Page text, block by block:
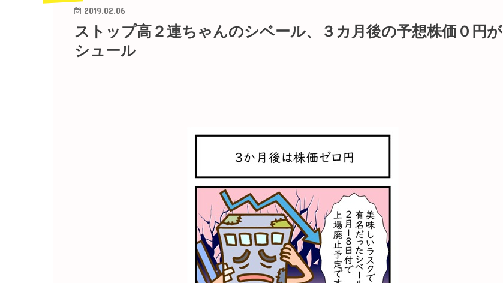
2019.02.06
ストップ高２連ちゃんのシベール、３カ月後の予想株価０円が
シュール